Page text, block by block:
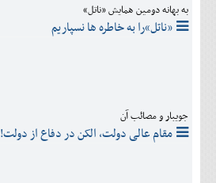
به بهانه دومین همایش «ناتل»
«ناتل»را به خاطره ها نسپاریم
جویبار و مصائب آن
مقام عالی دولت، الکن در دفاع از دولت!